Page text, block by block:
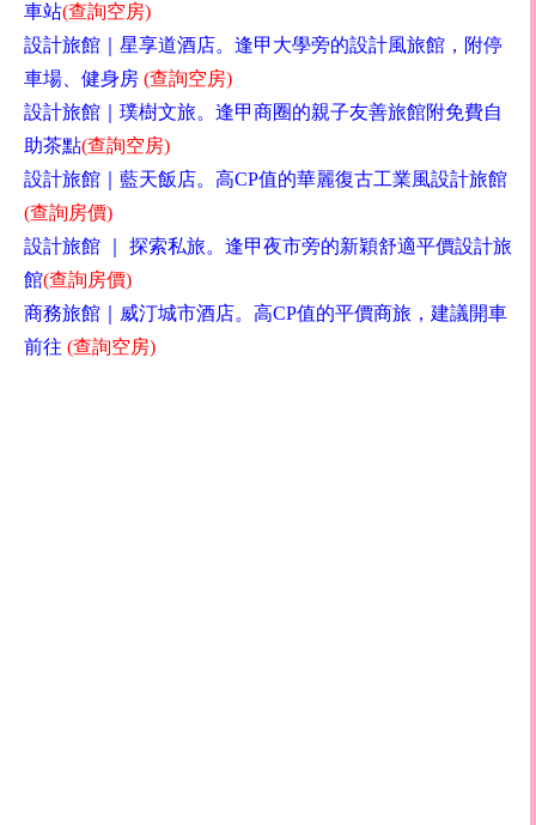
車站(查詢空房)
設計旅館｜星享道酒店。逢甲大學旁的設計風旅館，附停
車場、健身房 (查詢空房)
設計旅館｜璞樹文旅。逢甲商圈的親子友善旅館附免費自
助茶點(查詢空房)
設計旅館｜藍天飯店。高CP值的華麗復古工業風設計旅館
(查詢房價)
設計旅館
探索私旅。逢甲夜市旁的新穎舒適平價設計旅
館(查詢房價)
商務旅館｜威汀城市酒店。高CP值的平價商旅，建議開車
前往 (查詢空房)